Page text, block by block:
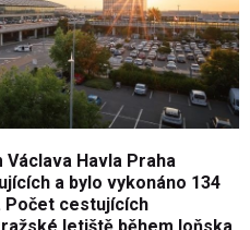
Havla Praha
a bylo vykonáno 134
Počet cestujících